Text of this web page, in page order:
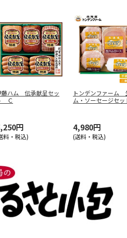
藤ハム 伝承献呈セッ
Ｃ
円
料・税込)
トンデンファーム
ム・ソーセージセッ
4,980円
(送料・税込)